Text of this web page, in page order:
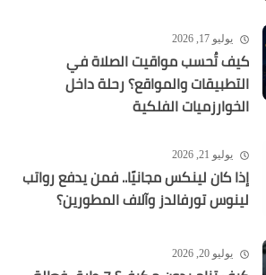
يوليو 17, 2026
كيف تُحسب مواقيت الصلاة في
التطبيقات والمواقع؟ رحلة داخل
الخوارزميات الفلكية
يوليو 21, 2026
إذا كان لينكس مجانيًا.. فمن يدفع رواتب
لينوس تورفالدز وآلاف المطورين؟
يوليو 20, 2026